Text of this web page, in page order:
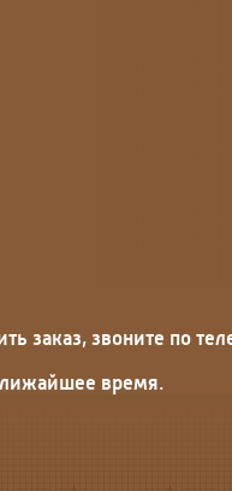
заказ, звоните по
время.